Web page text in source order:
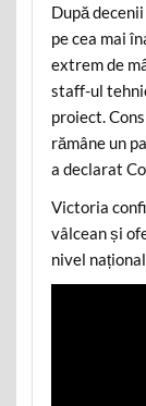
După
pe cea mai
extrem de
staff-ul
proiect.
rămâne un
a declarat
Victoria
vâlcean și
nivel